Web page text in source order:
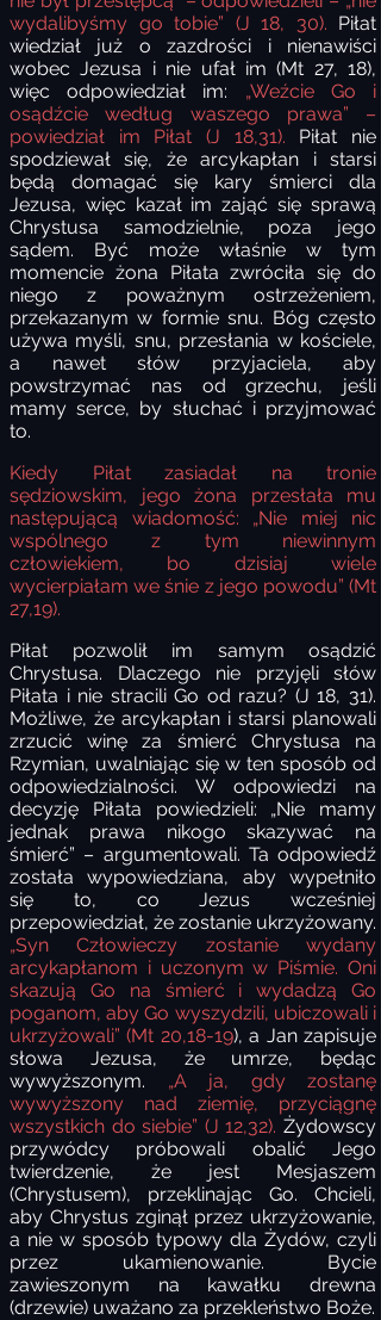
wydalibyśmy go tobie” (J 18, 30). Piłat
wiedział już o zazdrości i nienawiści
wobec Jezusa i nie ufał im (Mt 27, 18),
więc odpowiedział im: „Weźcie Go i
osądźcie według waszego prawa” –
powiedział im Piłat (J 18,31). Piłat nie
spodziewał się, że arcykapłan i starsi
będą domagać się kary śmierci dla
Jezusa, więc kazał im zająć się sprawą
Chrystusa samodzielnie, poza jego
sądem. Być może właśnie w tym
momencie żona Piłata zwróciła się do
niego z poważnym ostrzeżeniem,
przekazanym w formie snu. Bóg często
używa myśli, snu, przesłania w kościele,
a nawet słów przyjaciela, aby
powstrzymać nas od grzechu, jeśli
mamy serce, by słuchać i przyjmować
to.
Kiedy Piłat zasiadał na tronie
sędziowskim, jego żona przesłała mu
następującą wiadomość: „Nie miej nic
wspólnego z tym niewinnym
człowiekiem, bo dzisiaj wiele
wycierpiałam we śnie z jego powodu” (Mt
27,19).
Piłat pozwolił im samym osądzić
Chrystusa. Dlaczego nie przyjęli słów
Piłata i nie stracili Go od razu? (J 18, 31).
Możliwe, że arcykapłan i starsi planowali
zrzucić winę za śmierć Chrystusa na
Rzymian, uwalniając się w ten sposób od
odpowiedzialności. W odpowiedzi na
decyzję Piłata powiedzieli: „Nie mamy
jednak prawa nikogo skazywać na
śmierć” – argumentowali. Ta odpowiedź
została wypowiedziana, aby wypełniło
się to, co Jezus wcześniej
przepowiedział, że zostanie ukrzyżowany.
„Syn Człowieczy zostanie wydany
arcykapłanom i uczonym w Piśmie. Oni
skazują Go na śmierć i wydadzą Go
poganom, aby Go wyszydzili, ubiczowali i
ukrzyżowali” (Mt 20,18-19), a Jan zapisuje
słowa Jezusa, że umrze, będąc
wywyższonym. „A ja, gdy zostanę
wywyższony nad ziemię, przyciągnę
wszystkich do siebie” (J 12,32). Żydowscy
przywódcy próbowali obalić Jego
twierdzenie, że jest Mesjaszem
(Chrystusem), przeklinając Go. Chcieli,
aby Chrystus zginął przez ukrzyżowanie,
a nie w sposób typowy dla Żydów, czyli
przez ukamienowanie. Bycie
zawieszonym na kawałku drewna
(drzewie) uważano za przekleństwo Boże.